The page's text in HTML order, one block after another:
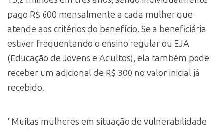
pago R$ 600 mensalmente a cada mulher que
atende aos critérios do benefício. Se a beneficiária
estiver frequentando o ensino regular ou EJA
(Educação de Jovens e Adultos), ela também pode
receber um adicional de R$ 300 no valor inicial já
recebido.
"Muitas mulheres em situação de vulnerabilidade